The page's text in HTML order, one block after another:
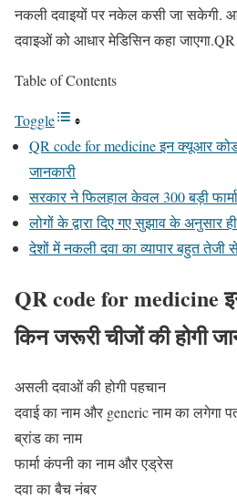
नकली दवाइयों पर नकेल कसी जा सकेगी.
दवाइओं को आधार मेडिसिन कहा
Table of Contents
Toggle
QR code for medicine इन क्यूआर
जानकारी
सरकार ने फिलहाल केवल 300 बड़ी फार्मा
लोगों के द्वारा दिए गए सुझाव के अनुसार
देशों में नकली दवा का व्यापार बहुत
QR code for medicine
किन जरूरी चीजों की होगी
असली दवाओं की होगी पहचान
दवाई का नाम और generic नाम का लगेगा
ब्रांड का नाम
फार्मा कंपनी का नाम और एड्रेस
दवा का बैच नंबर